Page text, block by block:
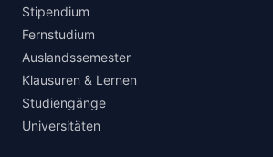
Stipendium
Fernstudium
Auslandssemester
Klausuren & Lernen
Studiengänge
Universitäten